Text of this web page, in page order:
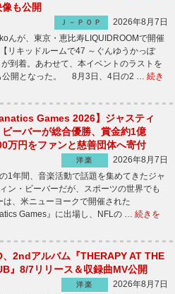
像も公開
Ｊ－ＰＯＰ
2026年8月7日
んが、東京・恵比寿LIQUIDROOMで開催
リキッドルームで47 ～ぐんゆうかっぽ
到着。あわせて、本イベントのラストを
公開となった。 8月3日、4日の2 … 続き
Games 2026】ジャスティ
ビーバーが総合優勝、賞金約1億
万円をファンと慈善団体へ寄付
洋楽
2026年8月7日
1年間、音楽活動で話題を集めてきたジャ
ン・ビーバーだが、スポーツの世界でも
、米ニューヨークで開催された
Games』に出場し、NFLの … 続きを
、2ndアルバム『THERAPY AT THE
』8/7リリース＆収録曲MV公開
洋楽
2026年8月7日